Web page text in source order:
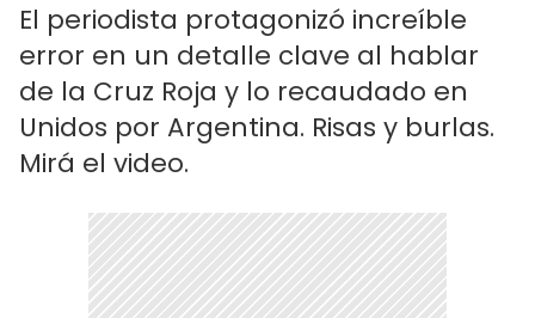
El periodista protagonizó increíble
error en un detalle clave al hablar
de la Cruz Roja y lo recaudado en
Unidos por Argentina. Risas y burlas.
Mirá el video.